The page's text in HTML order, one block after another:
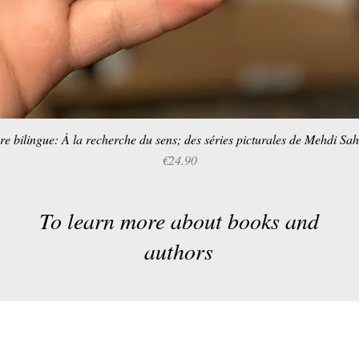
Quick View
bilingue: À la recherche du sens; des séries picturales de Mehdi
Price
€24.90
To learn more about books and
authors